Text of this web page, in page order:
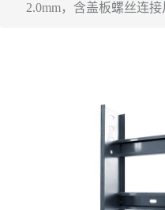
2.0mm，含盖板螺丝连接